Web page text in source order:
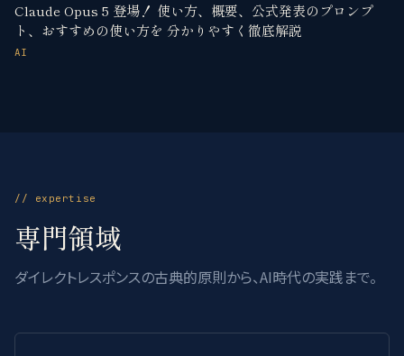
Claude Opus 5 登場！ 使い方、概要、公式発表のプロンプ
ト、おすすめの使い方を 分かりやすく徹底解説
AI
// expertise
専門領域
ダイレクトレスポンスの古典的原則から、AI時代の実践まで。